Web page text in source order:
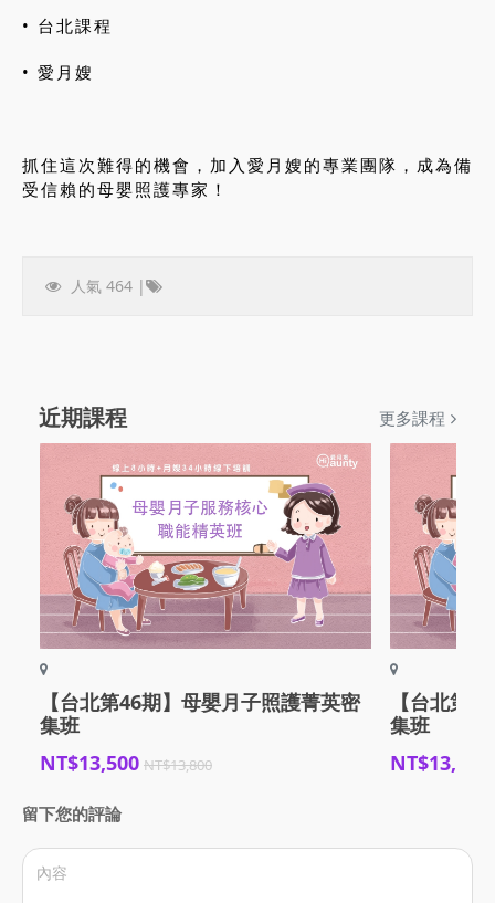
• 台北課程
• 愛月嫂
抓住這次難得的機會，加入愛月嫂的專業團隊，成為備
受信賴的母嬰照護專家！
人氣 464 |
近期課程 更多課程
【台北第46期】母嬰月子照護菁英密
集班
NT$13,500 NT$13,800
【台北第
集班
NT$13,500
留下您的評論